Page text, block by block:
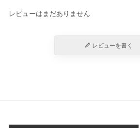
レビューはまだありません
レビューを書く